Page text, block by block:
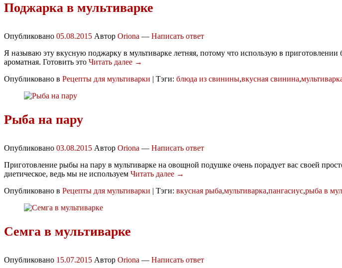
Поджарка в мультиварке
Опубликовано 05.08.2015 Автор Oriona — Написать ответ
Я называю эту вкусную поджарку в мультиварке летняя, потому что использую в
ароматная. Готовить это Читать далее →
Опубликовано в Рецепты для мультиварки | Тэги: блюда из свинины,вкусная свинина,
Рыба на пару
Опубликовано 03.08.2015 Автор Oriona — Написать ответ
Приготовление рыбы на пару в мультиварке на овощной подушке очень порадует вас своей
диетическое, ведь мы не используем Читать далее →
Опубликовано в Рецепты для мультиварки | Тэги: вкусная рыба,мультиварка,пангасиус,рыба в
Семга в мультиварке
Опубликовано 15.07.2015 Автор Oriona — Написать ответ